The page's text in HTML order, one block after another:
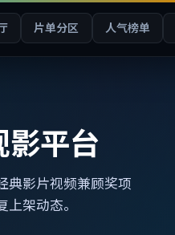
片单分区 人气榜单
影平台
典影片视频兼顾奖项
架动态。